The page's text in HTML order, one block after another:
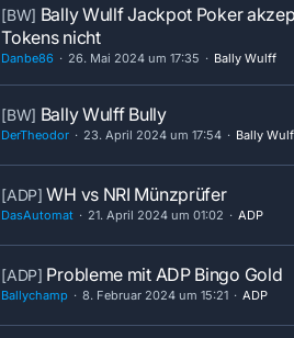
[BW] Bally Wullf Jackpot Poker
Tokens nicht
Danbe86 26. Mai 2024 um 17:35 Bally Wulff
[BW] Bally Wulff Bully
DerTheodor 23. April 2024 um 17:54 Bally
[ADP]WH vs NRI Münzprüfer
DasAutomat 21. April 2024 um 01:02 ADP
[ADP] Probleme mit ADP Bingo Gold
Ballychamp 8. Februar 2024 um 15:21 ADP